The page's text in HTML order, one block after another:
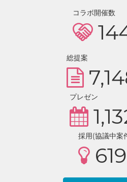
コラボ開催数
総提案
プレゼン
採用(協議中案
619